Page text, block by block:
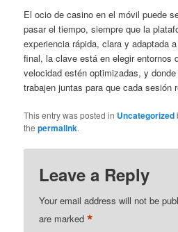
El ocio de casino en el móvil puede
pasar el tiempo, siempre que la
experiencia rápida, clara y adaptada
final, la clave está en elegir entornos
velocidad estén optimizadas, y
trabajen juntas para que cada sesión
This entry was posted in Uncategorized
thepermalink.
Leave a Reply
Your email address will not be
are marked*